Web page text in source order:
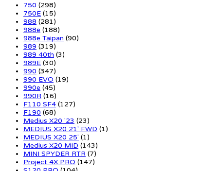
750 (298)
750E (15)
988 (281)
988e (188)
988e Taipan (90)
989 (319)
989 40th (3)
989E (30)
990 (347)
990 EVO (19)
990e (45)
990R (16)
F110 SF4 (127)
F190 (68)
Medius X20 '23 (23)
MEDIUS X20 21' FWD (1)
MEDIUS X20 25' (1)
Medius X20 MID (143)
MINI SPYDER RTR (7)
Project 4X PRO (147)